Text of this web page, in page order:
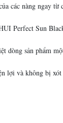
các nàng ngay từ
Perfect Sun
dòng sản phẩm
lợi và không bị